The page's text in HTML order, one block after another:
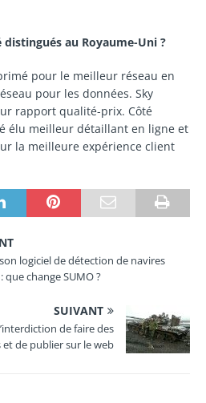
au Royaume-Uni ?
pour le meilleur réseau en
pour les données. Sky
rapport qualité-prix. Côté
élu meilleur détaillant en ligne et
la meilleure expérience client
logiciel de détection de navires
que change SUMO ?
SUIVANT
de faire des
et de publier sur le web